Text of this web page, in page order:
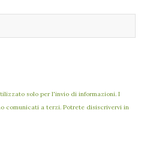
solo per l'invio di informazioni. I
comunicati a terzi. Potrete disiscrivervi in